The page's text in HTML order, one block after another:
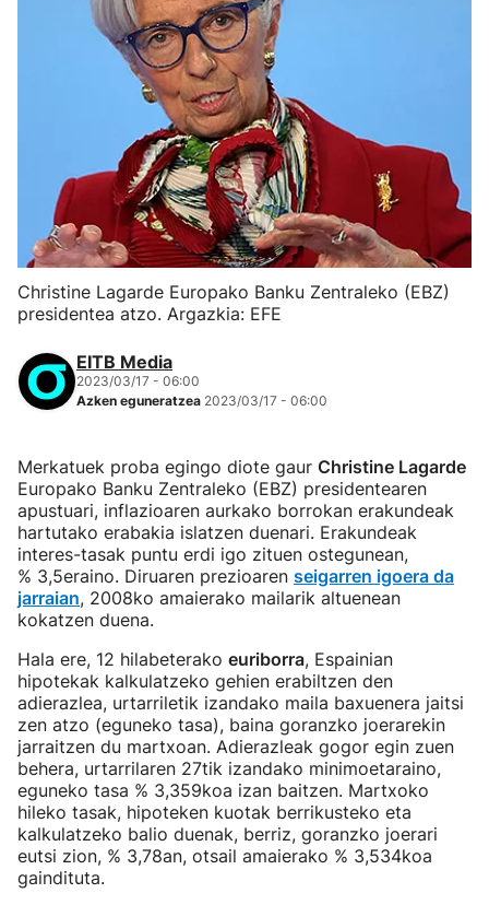
Christine Lagarde Europako Banku Zentraleko (EBZ)
presidentea atzo. Argazkia: EFE
EITB Media
2023/03/17 - 06:00
Azken eguneratzea 2023/03/17 - 06:00
Merkatuek proba egingo diote gaur Christine Lagarde
Europako Banku Zentraleko (EBZ) presidentearen
apustuari, inflazioaren aurkako borrokan erakundeak
hartutako erabakia islatzen duenari. Erakundeak
interes-tasak puntu erdi igo zituen ostegunean,
% 3,5eraino. Diruaren prezioaren seigarren igoera da
jarraian, 2008ko amaierako mailarik altuenean
kokatzen duena.
Hala ere, 12 hilabeterako euriborra, Espainian
hipotekak kalkulatzeko gehien erabiltzen den
adierazlea, urtarriletik izandako maila baxuenera jaitsi
zen atzo (eguneko tasa), baina goranzko joerarekin
jarraitzen du martxoan. Adierazleak gogor egin zuen
behera, urtarrilaren 27tik izandako minimoetaraino,
eguneko tasa % 3,359koa izan baitzen. Martxoko
hileko tasak, hipoteken kuotak berrikusteko eta
kalkulatzeko balio duenak, berriz, goranzko joerari
eutsi zion, % 3,78an, otsail amaierako % 3,534koa
gaindituta.